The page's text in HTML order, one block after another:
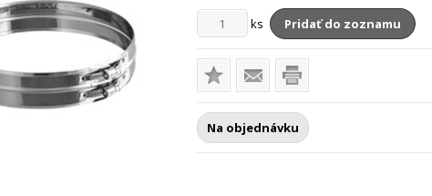
ks Pridať do zoznamu
Na objednávku